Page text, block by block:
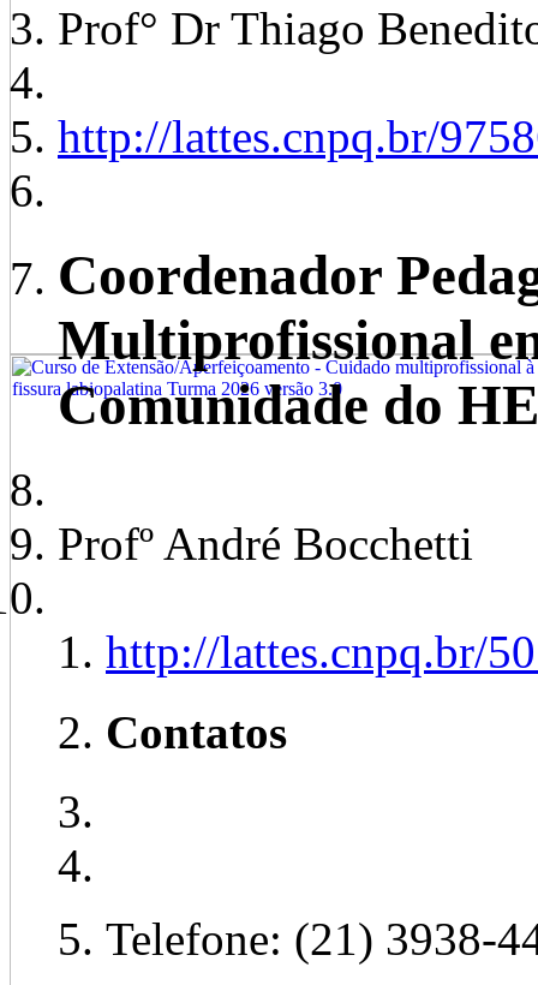
Prof° Dr Thiago
http://lattes.cnpq.br/
Coordenador
Multiprofissional
Comunidade do
Profº André Bocchetti
http://lattes.cnpq.br/
Contatos
Telefone: (21) 3938-